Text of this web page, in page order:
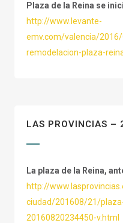
Plaza de la Reina se
http://www.levante-
emv.com/valencia/
remodelacion-plaza-
LAS PROVINCIAS
La plaza de la Reina,
http://
ciudad/201608/21/
20160820234450-v.html